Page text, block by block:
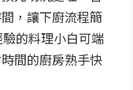
，讓下廚流程簡
的料理小白可端
間的廚房熟手快